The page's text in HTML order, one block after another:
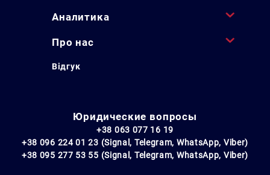
Аналитика
Про нас
Відгук
Юридические вопросы
+38 063 077 16 19
+38 096 224 01 23 (Signal, Telegram, WhatsApp, Viber)
+38 095 277 53 55 (Signal, Telegram, WhatsApp, Viber)